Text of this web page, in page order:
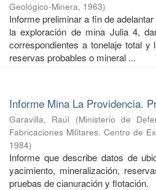
Geológico-Minera, 1963)
Informe preliminar a fin de
la exploración de mina Julia 4,
correspondientes a tonelaje total
reservas probables o mineral ...
Informe Mina La Providencia.
Garavilla, Raúl (Ministerio de
Fabricaciones Militares. Centro de
1984)
Informe que describe datos de
yacimiento, mineralización,
pruebas de cianuración y flotación.